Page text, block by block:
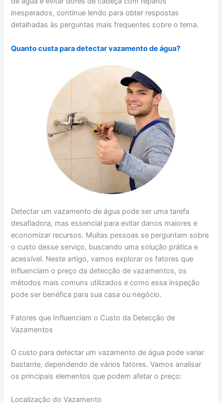
inesperados, continue lendo para obter respostas
detalhadas às perguntas mais frequentes sobre o tema.
Quanto custa para detectar vazamento de água?
Detectar um vazamento de água pode ser uma tarefa
desafiadora, mas essencial para evitar danos maiores e
economizar recursos. Muitas pessoas se perguntam sobre
o custo desse serviço, buscando uma solução prática e
acessível. Neste artigo, vamos explorar os fatores que
influenciam o preço da detecção de vazamentos, os
métodos mais comuns utilizados e como essa inspeção
pode ser benéfica para sua casa ou negócio.
Fatores que Influenciam o Custo da Detecção de
Vazamentos
O custo para detectar um vazamento de água pode variar
bastante, dependendo de vários fatores. Vamos analisar
os principais elementos que podem afetar o preço:
Localização do Vazamento